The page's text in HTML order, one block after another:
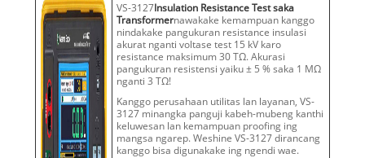
VS-3127Insulation Resistance Test saka
Transformernawakake kemampuan kanggo
nindakake pangukuran resistance insulasi
akurat nganti voltase test 15 kV karo
resistance maksimum 30 TΩ. Akurasi
pangukuran resistensi yaiku ± 5 % saka 1 MΩ
nganti 3 TΩ!
Kanggo perusahaan utilitas lan layanan, VS-
3127 minangka panguji kabeh-mubeng kanthi
keluwesan lan kemampuan proofing ing
mangsa ngarep. Weshine VS-3127 dirancang
kanggo bisa digunakake ing ngendi wae.